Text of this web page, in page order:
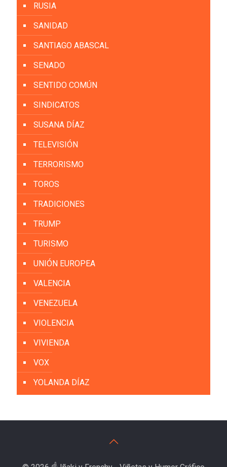
RUSIA
SANIDAD
SANTIAGO ABASCAL
SENADO
SENTIDO COMÚN
SINDICATOS
SUSANA DÍAZ
TELEVISIÓN
TERRORISMO
TOROS
TRADICIONES
TRUMP
TURISMO
UNIÓN EUROPEA
VALENCIA
VENEZUELA
VIOLENCIA
VIVIENDA
VOX
YOLANDA DÍAZ